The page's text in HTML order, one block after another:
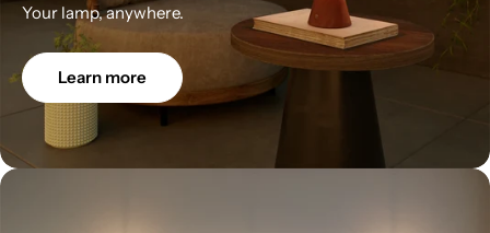
Your lamp, anywhere.
Learn more